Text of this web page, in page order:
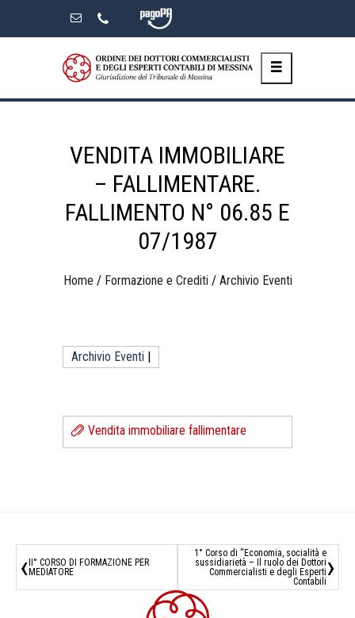
VENDITA IMMOBILIARE
– FALLIMENTARE.
FALLIMENTO N° 06.85 E
07/1987
Home / Formazione e Crediti / Archivio Eventi
Archivio Eventi
Vendita immobiliare fallimentare
‹ II° CORSO DI FORMAZIONE PER
MEDIATORE
1° Corso di “Economia, socialità e
sussidiarietà – Il ruolo dei Dottori
Commercialisti e degli Esperti
Contabili ›